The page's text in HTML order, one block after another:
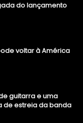
do lançamento
voltar à América
guitarra e uma
de estreia da banda